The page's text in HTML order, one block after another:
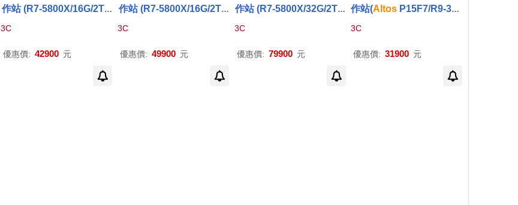
作站 (R7-5800X/16G/2TB
+512SSD/GTX1650_4G/5
3C
優惠價: 42900 元
作站 (R7-5800X/16G/2TB
+512SSD/RTX3060TI_8
3C
優惠價: 49900 元
作站 (R7-5800X/32G/2TB
+2TSSD/RTX4070TI_12
3C
優惠價: 79900 元
作站(Altos P15F7/R9-390
0X/P600_2G/16G/512SS
3C
優惠價: 31900 元